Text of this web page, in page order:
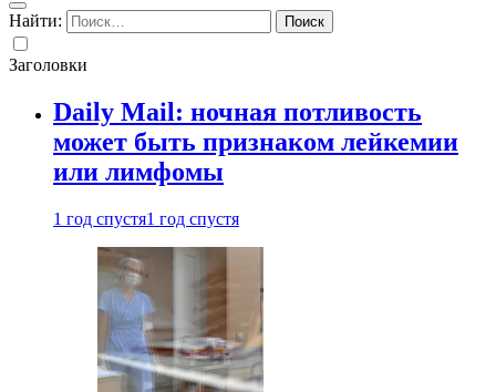
Найти:
Заголовки
Daily Mail: ночная потливость
может быть признаком лейкемии
или лимфомы
1 год спустя1 год спустя